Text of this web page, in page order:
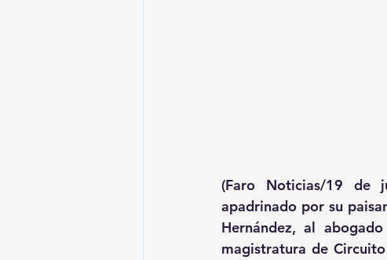
(Faro Noticias/19 de
apadrinado por su
Hernández, al
magistratura de